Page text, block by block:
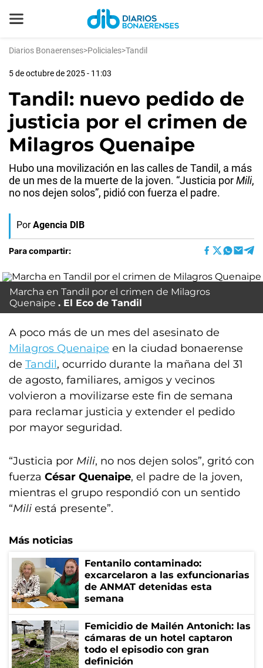
Diarios Bonaerenses>Policiales>Tandil
5 de octubre de 2025 - 11:03
Tandil: nuevo pedido de
justicia por el crimen de
Milagros Quenaipe
Hubo una movilización en las calles de Tandil, a más
de un mes de la muerte de la joven. “Justicia porMili,
no nos dejen solos”, pidió con fuerza el padre.
Por Agencia DIB
Para compartir:
Marcha en Tandil por el crimen de Milagros
Quenaipe
El Eco de Tandil
A poco más de un mes del asesinato de
Milagros Quenaipe en la ciudad bonaerense
de Tandil, ocurrido durante la mañana del 31
de agosto, familiares, amigos y vecinos
volvieron a movilizarse este fin de semana
para reclamar justicia y extender el pedido
por mayor seguridad.
“Justicia por Mili, no nos dejen solos”, gritó con
fuerza César Quenaipe, el padre de la joven,
mientras el grupo respondió con un sentido
“Mili está presente”.
Más noticias
Fentanilo contaminado:
excarcelaron a las exfuncionarias
de ANMAT detenidas esta
semana
Femicidio de Mailén Antonich: las
cámaras de un hotel captaron
todo el episodio con gran
definición